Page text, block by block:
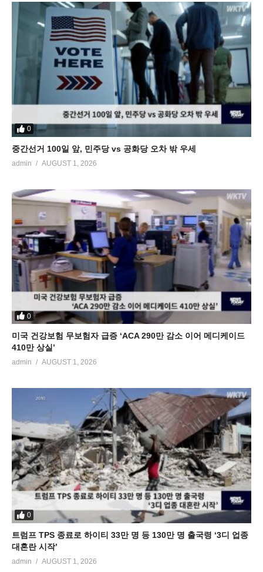
0
중간선거 100일 앞, 민주당 vs 공화당 오차 밖 우세
admin AUGUST 1, 2026
0
미국 건강보험 무보험자 급증 ‘ACA 290만 감소 이어 메디케이드
410만 상실’
admin AUGUST 1, 2026
0
트럼프 TPS 종료로 하이티 33만 명 등 130만 명 출국령 ‘3디 업종
대혼란 시작’
admin AUGUST 1, 2026